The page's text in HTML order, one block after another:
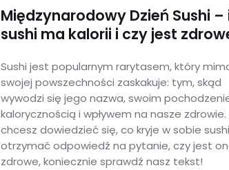
Międzynarodowy Dzień Sushi –
sushi ma kalorii i czy jest
Sushi jest popularnym rarytasem, który
swojej powszechności zaskakuje: tym, skąd
wywodzi się jego nazwa, swoim
kalorycznością i wpływem na nasze zdrowie.
chcesz dowiedzieć się, co kryje w sobie
otrzymać odpowiedź na pytanie, czy jest
zdrowe, koniecznie sprawdź nasz tekst!